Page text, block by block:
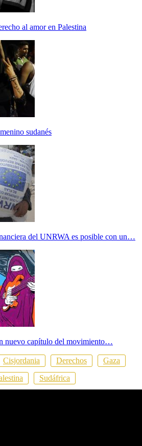
al amor en Palestina
sudanés
del UNRWA es posible con un…
nuevo capítulo del movimiento…
Cisjordania Derechos
Gaza
Sudáfrica